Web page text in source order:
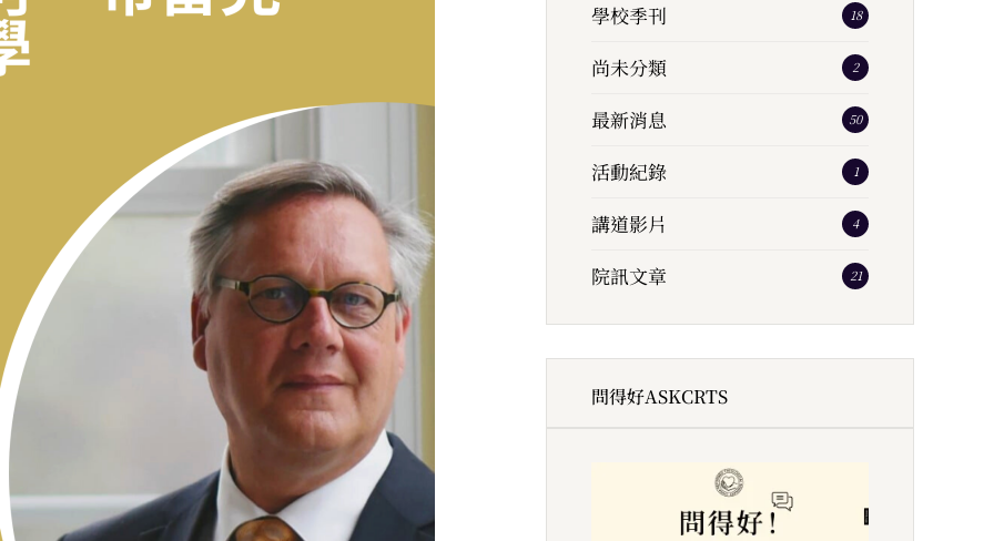
學校季刊 18
尚未分類 2
最新消息 50
活動紀錄 1
講道影片 4
院訊文章 21
問得好ASKCRTS